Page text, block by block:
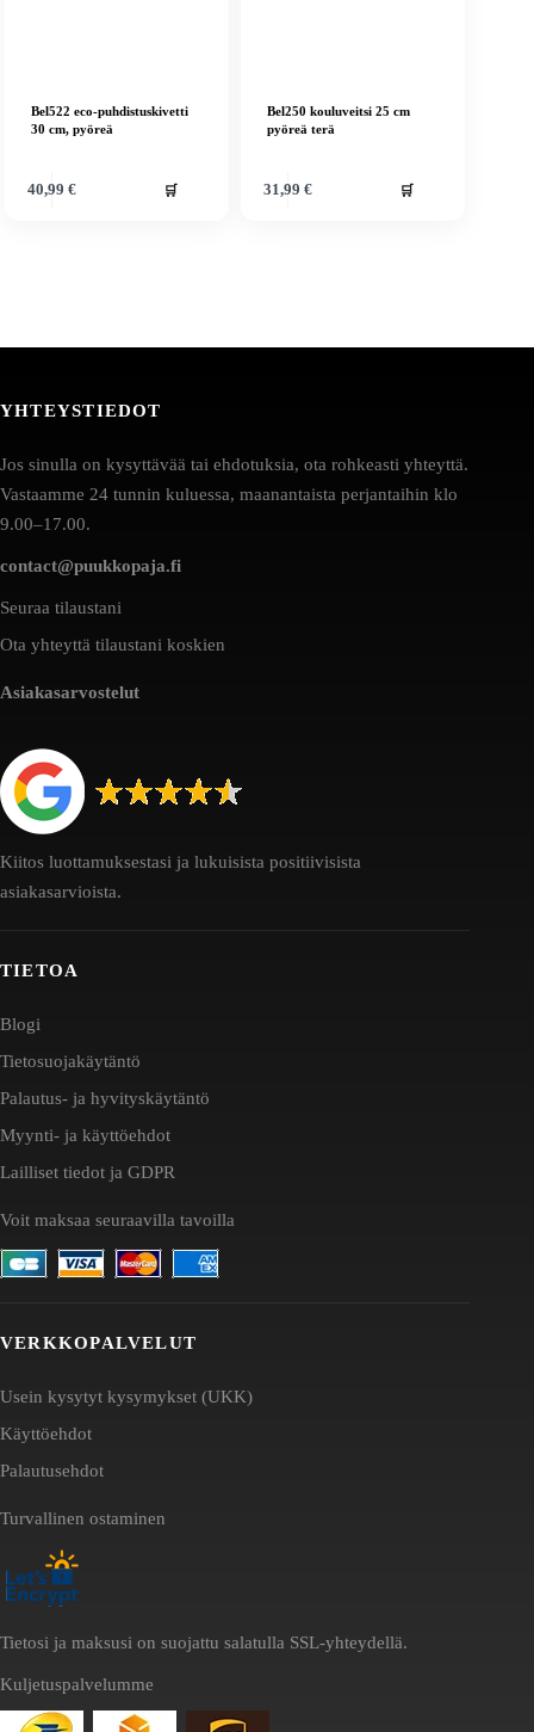
Bel522 eco-puhdistuskivetti
30 cm, pyöreä
40,99 € 🛒
Bel250 kouluveitsi 25 cm
pyöreä terä
31,99 € 🛒
YHTEYSTIEDOT
Jos sinulla on kysyttävää tai ehdotuksia, ota rohkeasti yhteyttä.
Vastaamme 24 tunnin kuluessa, maanantaista perjantaihin klo
9.00–17.00.
contact@puukkopaja.fi
Seuraa tilaustani
Ota yhteyttä tilaustani koskien
Asiakasarvostelut
Kiitos luottamuksestasi ja lukuisista positiivisista
asiakasarvioista.
TIETOA
Blogi
Tietosuojakäytäntö
Palautus- ja hyvityskäytäntö
Myynti- ja käyttöehdot
Lailliset tiedot ja GDPR
Voit maksaa seuraavilla tavoilla
VERKKOPALVELUT
Usein kysytyt kysymykset (UKK)
Käyttöehdot
Palautusehdot
Turvallinen ostaminen
Tietosi ja maksusi on suojattu salatulla SSL-yhteydellä.
Kuljetuspalvelumme